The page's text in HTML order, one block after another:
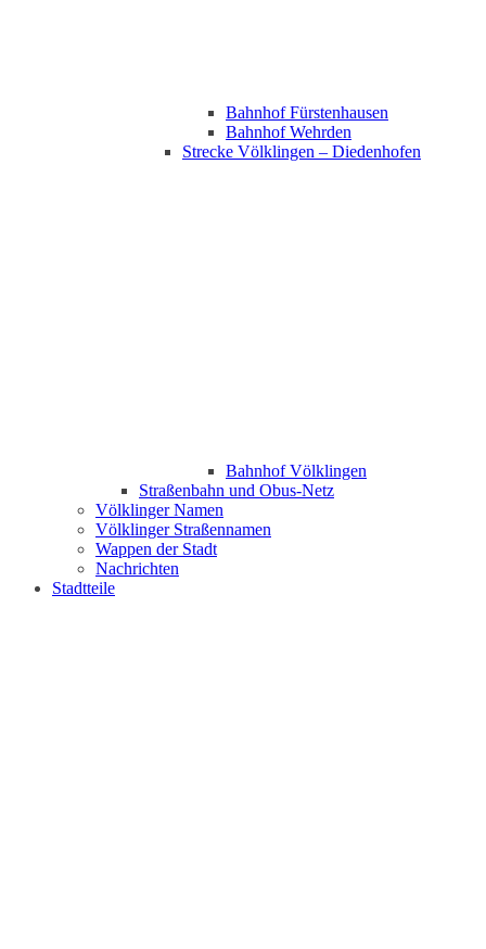
Bahnhof Fürstenhausen
Bahnhof Wehrden
Strecke Völklingen – Diedenhofen
Bahnhof Völklingen
Straßenbahn und Obus-Netz
Völklinger Namen
Völklinger Straßennamen
Wappen der Stadt
Nachrichten
Stadtteile